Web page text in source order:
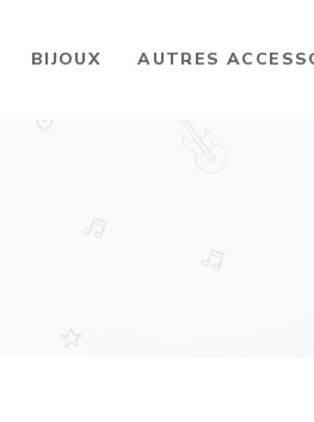
BIJOUX AUTRES